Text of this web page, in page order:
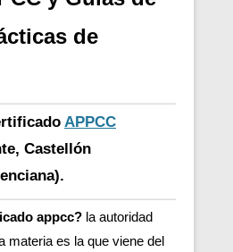
de
APPCC
Castellón
appcc? la autoridad
materia es la que viene del